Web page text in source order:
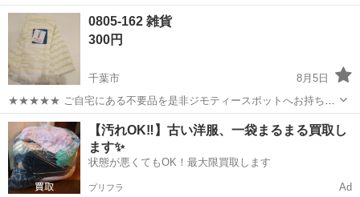
月に購入しました 直ぐセミダブルに変えたので使用期間2カ月です 傷
汚れはありません とても綺麗な状態です 取りに来て頂ける方にお譲り
致します
千葉 野田市 清水公園駅
0805-162 雑貨
300円
千葉市
8月5日
★★★★★ ご自宅にある不要品を是非ジモティースポットへお持ち込
みしませんか？ 家電、趣味・スポーツ・レジャー用品、こども用品、
衣料服飾品、生活雑貨、家具、本、CD・DVDなどが無料でまとめて持
ち込めます！ ※詳細はこ...
千葉 千葉市 寝具 現地
【汚れOK‼️】古い洋服、一袋まるまる買取し
ます✨
状態が悪くてもOK！最大限買取します
プリフラ Ad